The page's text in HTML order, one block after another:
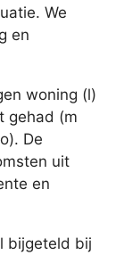
We
en
woning (l)
gehad (m
De
uit
en
bijgeteld bij